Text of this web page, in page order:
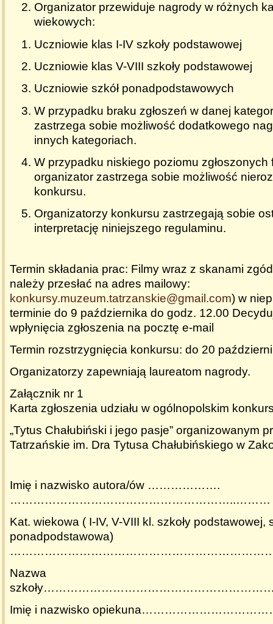
Organizator przewiduje nagrody w różnych
wiekowych:
Uczniowie klas I-IV szkoły podstawowej
Uczniowie klas V-VIII szkoły podstawowej
Uczniowie szkół ponadpodstawowych
W przypadku braku zgłoszeń w danej
zastrzega sobie możliwość dodatkowego
innych kategoriach.
W przypadku niskiego poziomu zgłoszonych
organizator zastrzega sobie możliwość
konkursu.
Organizatorzy konkursu zastrzegają sobie
interpretację niniejszego regulaminu.
Termin składania prac: Filmy wraz z skanami
należy przesłać na adres mailowy:
konkursy.muzeum.tatrzanskie@gmail.com) w
terminie do 9 października do godz. 12.00
wpłynięcia zgłoszenia na pocztę e-mail
Termin rozstrzygnięcia konkursu: do 20
Organizatorzy zapewniają laureatom nagrody.
Załącznik nr 1
Karta zgłoszenia udziału w ogólnopolskim
„Tytus Chałubiński i jego pasje” organizowanym
Tatrzańskie im. Dra Tytusa Chałubińskiego w
Imię i nazwisko autora/ów ……………….
…………………………………………………..………
Kat. wiekowa ( I-IV, V-VIII kl. szkoły podstawowej,
ponadpodstawowa)
Nazwa
Imię i nazwisko